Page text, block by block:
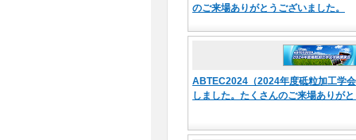
のご来場ありがとうございました。
ABTEC2024（2024年度砥粒加工学
しました。たくさんのご来場ありが